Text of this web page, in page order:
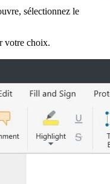
sélectionnez le
votre choix.